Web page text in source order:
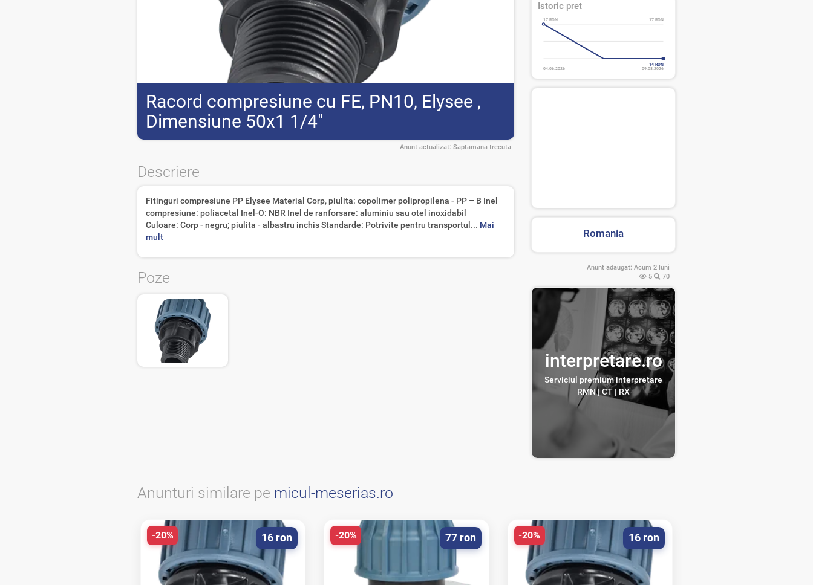
Racord compresiune cu FE, PN10, Elysee ,
Dimensiune 50x1 1/4"
Anunt actualizat: Saptamana trecuta
Descriere
Fitinguri compresiune PP Elysee Material Corp, piulita: copolimer polipropilena - PP – B Inel
compresiune: poliacetal Inel-O: NBR Inel de ranforsare: aluminiu sau otel inoxidabil
Culoare: Corp - negru; piulita - albastru inchis Standarde: Potrivite pentru transportul... Mai
mult
Poze
Istoric pret
17 RON 17 RON
14 RON
04.06.2026
09.08.2026
Romania
5 70
Anunt adaugat: Acum 2 luni
interpretare.ro
Serviciul premium interpretare
RMN | CT | RX
Anunturi similare pe micul-meserias.ro
16 ron
-20% 77 ron
-20% 16 ron
-20%